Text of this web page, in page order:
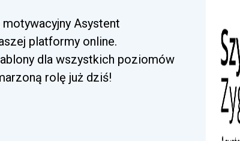
Asystent
platformy online.
dla wszystkich poziomów
rolę już dziś!